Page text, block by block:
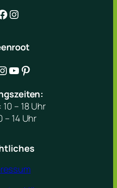
Instagram
YouTube Pinterest
10 – 18 Uhr
– 14 Uhr